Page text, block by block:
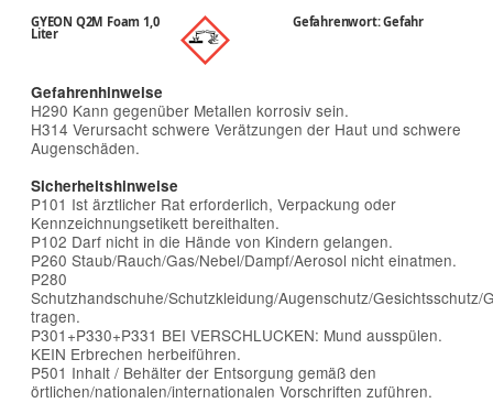
GYEON Q2M Foam 1,0
Liter
Gefahrenwort: Gefahr
Gefahrenhinweise
H290 Kann gegenüber Metallen korrosiv sein.
H314 Verursacht schwere Verätzungen der Haut und schwere
Augenschäden.
Sicherheitshinweise
P101 Ist ärztlicher Rat erforderlich, Verpackung oder
Kennzeichnungsetikett bereithalten.
P102 Darf nicht in die Hände von Kindern gelangen.
P260 Staub/Rauch/Gas/Nebel/Dampf/Aerosol nicht einatmen.
P280
Schutzhandschuhe/Schutzkleidung/Augenschutz/Gesichtsschutz/
tragen.
P301+P330+P331 BEI VERSCHLUCKEN: Mund ausspülen.
KEIN Erbrechen herbeiführen.
P501 Inhalt / Behälter der Entsorgung gemäß den
örtlichen/nationalen/internationalen Vorschriften zuführen.